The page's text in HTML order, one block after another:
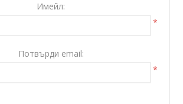
Имейл:
*
Потвърди email:
*